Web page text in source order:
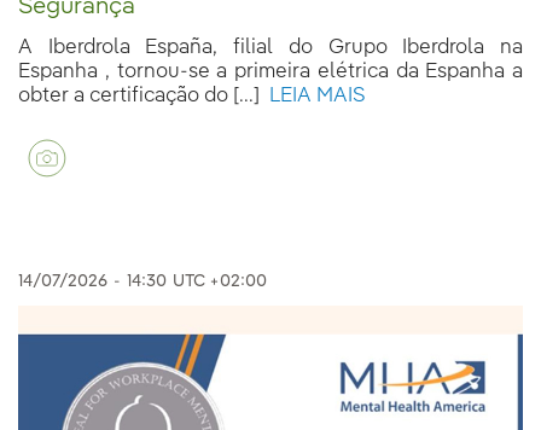
Segurança
A Iberdrola España, filial do Grupo Iberdrola na
Espanha , tornou-se a primeira elétrica da Espanha a
obter a certificação do [...]
LEIA MAIS
14/07/2026 - 14:30 UTC +02:00